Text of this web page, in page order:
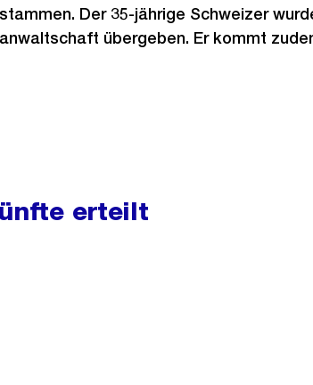
Der 35-jährige Schweizer
übergeben. Er kommt
erteilt